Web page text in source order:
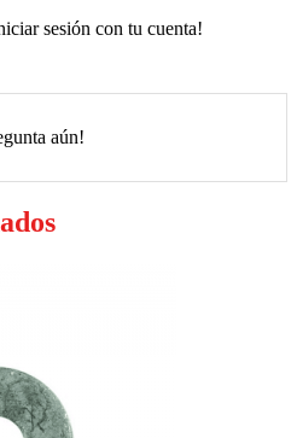
sesión con tu cuenta!
aún!